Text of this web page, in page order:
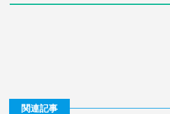
関連記事